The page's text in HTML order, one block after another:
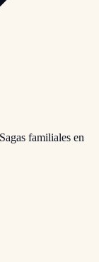
familiales en